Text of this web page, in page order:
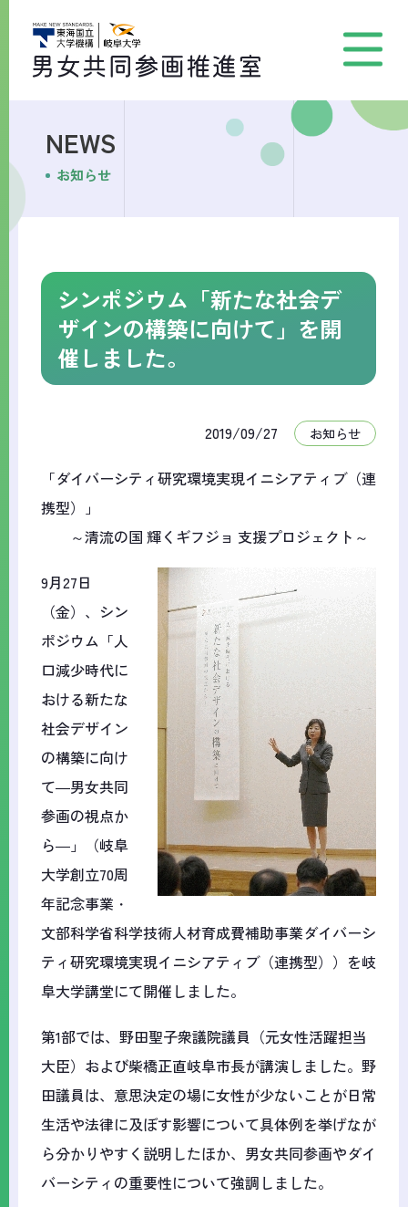
NEWS
お知らせ
シンポジウム「新たな社会デ
ザインの構築に向けて」を開
催しました。
2019/09/27 お知らせ
「ダイバーシティ研究環境実現イニシアティブ（連
携型）」
～清流の国 輝くギフジョ 支援プロジェクト～
9月27日
（金）、シン
ポジウム「人
口減少時代に
おける新たな
社会デザイン
の構築に向け
て―男女共同
参画の視点か
ら―」（岐阜
大学創立70周
年記念事業・
文部科学省科学技術人材育成費補助事業ダイバーシ
ティ研究環境実現イニシアティブ（連携型））を岐
阜大学講堂にて開催しました。
第1部では、野田聖子衆議院議員（元女性活躍担当
大臣）および柴橋正直岐阜市長が講演しました。野
田議員は、意思決定の場に女性が少ないことが日常
生活や法律に及ぼす影響について具体例を挙げなが
ら分かりやすく説明したほか、男女共同参画やダイ
バーシティの重要性について強調しました。